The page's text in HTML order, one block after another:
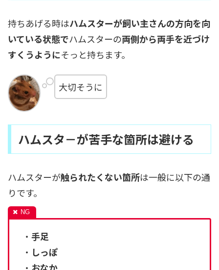
持ちあげる時はハムスターが飼い主さんの方向を向
いている状態でハムスターの両側から両手を近づけ
すくうようにそっと持ちます。
大切そうに
ハムスタ－が苦手な箇所は避ける
ハムスターが触られたくない箇所は一般に以下の通
りです。
・ 手足
・ しっぽ
・ おなか